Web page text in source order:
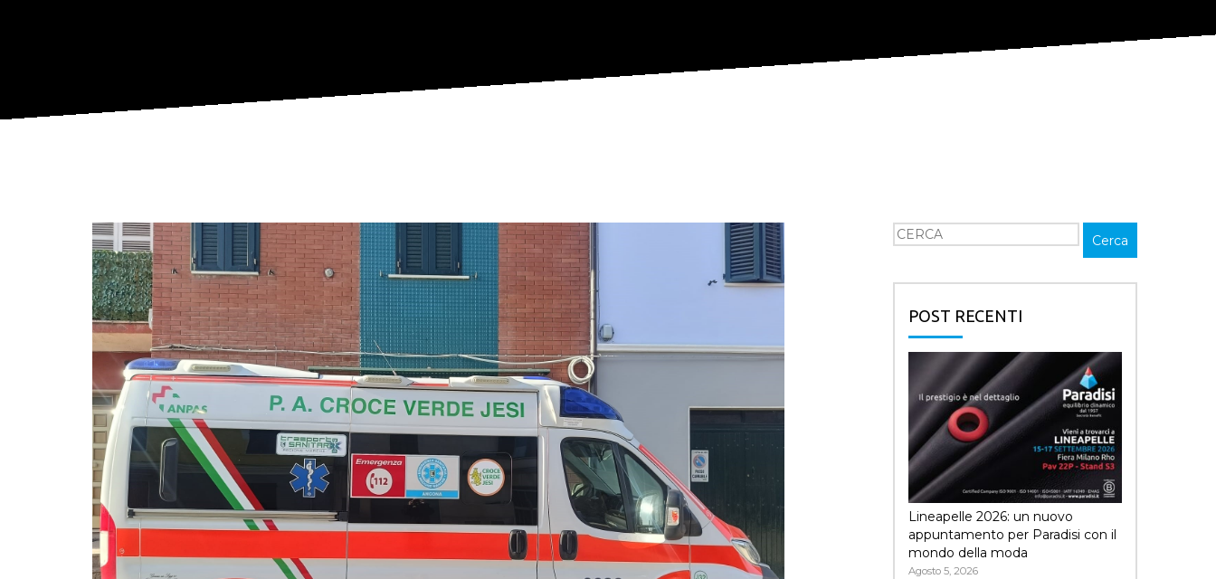
Cerca
Cerca
POST RECENTI
Lineapelle 2026: un nuovo
appuntamento per Paradisi con il
mondo della moda
Agosto 5, 2026